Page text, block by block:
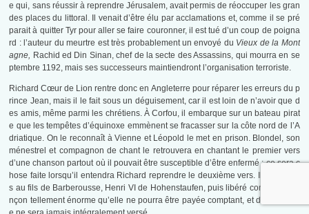
e qui, sans réussir à reprendre Jérusalem, avait permis de réoccuper les gran
des places du littoral. Il venait d’être élu par acclamations et, comme il se pré
parait à quitter Tyr pour aller se faire couronner, il est tué d’un coup de poigna
rd : l’auteur du meurtre est très probablement un envoyé du Vieux de la Mont
agne, Rachid ed Din Sinan, chef de la secte des Assassins, qui mourra en se
ptembre 1192, mais ses successeurs maintiendront l’organisation terroriste.
Richard Cœur de Lion rentre donc en Angleterre pour réparer les erreurs du p
rince Jean, mais il le fait sous un déguisement, car il est loin de n’avoir que d
es amis, même parmi les chrétiens. À Corfou, il embarque sur un bateau pirat
e que les tempêtes d’équinoxe emmènent se fracasser sur la côte nord de l’A
driatique. On le reconnaît à Vienne et Léopold le met en prison. Blondel, son
ménestrel et compagnon de chant le retrouvera en chantant le premier vers
d’une chanson partout où il pouvait être susceptible d’être enfermé : ce sera c
hose faite lorsqu’il entendra Richard reprendre le deuxième vers. Il sera remi
s au fils de Barberousse, Henri VI de Hohenstaufen, puis libéré contre une ra
nçon tellement énorme qu’elle ne pourra être payée comptant, et dont le sold